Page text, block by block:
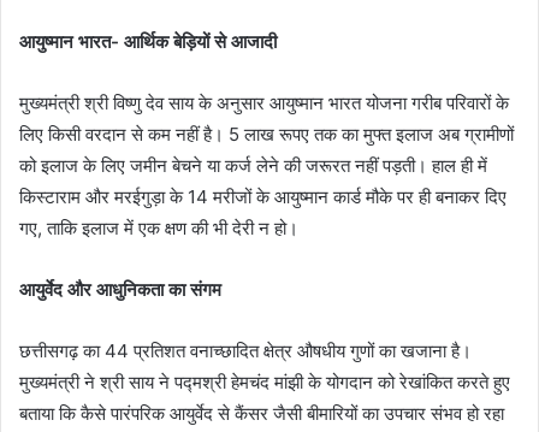
आयुष्मान भारत- आर्थिक बेड़ियों से आजादी
मुख्यमंत्री श्री विष्णु देव साय के अनुसार आयुष्मान भारत योजना गरीब परिवारों के
लिए किसी वरदान से कम नहीं है। 5 लाख रूपए तक का मुफ्त इलाज अब ग्रामीणों
को इलाज के लिए जमीन बेचने या कर्ज लेने की जरूरत नहीं पड़ती। हाल ही में
किस्टाराम और मरईगुड़ा के 14 मरीजों के आयुष्मान कार्ड मौके पर ही बनाकर दिए
गए, ताकि इलाज में एक क्षण की भी देरी न हो।
आयुर्वेद और आधुनिकता का संगम
छत्तीसगढ़ का 44 प्रतिशत वनाच्छादित क्षेत्र औषधीय गुणों का खजाना है।
मुख्यमंत्री ने श्री साय ने पद्मश्री हेमचंद मांझी के योगदान को रेखांकित करते हुए
बताया कि कैसे पारंपरिक आयुर्वेद से कैंसर जैसी बीमारियों का उपचार संभव हो रहा